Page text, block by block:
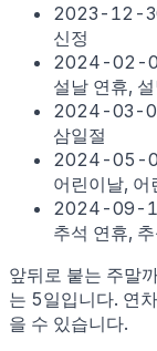
2023-12-
신정
2024-02-
설날 연휴,
2024-03-
삼일절
2024-05-
어린이날, 어
2024-09-
추석 연휴,
앞뒤로 붙는 주말
는 5일입니다. 연
을 수 있습니다.